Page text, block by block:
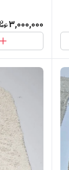
3,000,000